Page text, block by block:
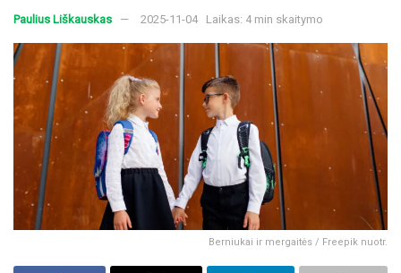
Paulius Liškauskas 2025-11-04 Laikas: 4 min skaitymo
Berniukai ir mergaitės / Freepik nuotr.